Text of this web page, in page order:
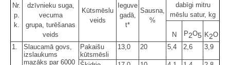
Nr.
p.
k.
dzīvnieku suga,
vecuma
grupa, turēšanas
veids
Kūtsmēslu
veids
Ieguve
gadā,
t*
Sausna,
%
dabīgi mitru
mēslu satur, kg
N P2O5 K2O
1.
Slaucamā govs,
izslaukums
mazāks par 6000
Pakaišu
kūtsmēsli
13,0 20 5,4 2,6 3,9